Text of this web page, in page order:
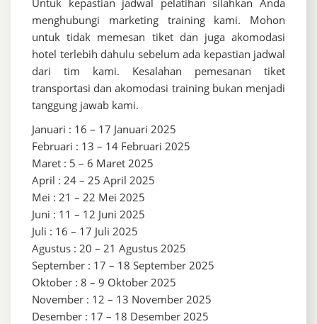
menghubungi marketing training kami. Mohon
untuk tidak memesan tiket dan juga akomodasi
hotel terlebih dahulu sebelum ada kepastian jadwal
dari tim kami. Kesalahan pemesanan tiket
transportasi dan akomodasi training bukan menjadi
tanggung jawab kami.
Januari : 16 – 17 Januari 2025
Februari : 13 – 14 Februari 2025
Maret : 5 – 6 Maret 2025
April : 24 – 25 April 2025
Mei : 21 – 22 Mei 2025
Juni : 11 – 12 Juni 2025
Juli : 16 – 17 Juli 2025
Agustus : 20 – 21 Agustus 2025
September : 17 – 18 September 2025
Oktober : 8 – 9 Oktober 2025
November : 12 – 13 November 2025
Desember : 17 – 18 Desember 2025